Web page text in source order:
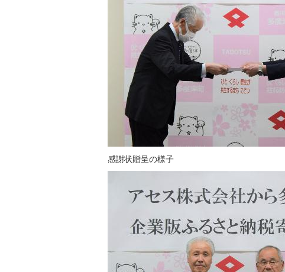
感謝状贈呈の様子